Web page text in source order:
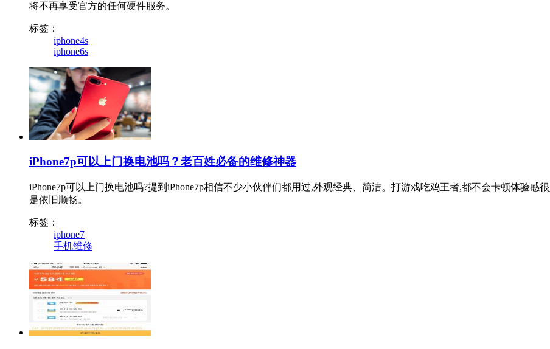
将不再享受官方的任何硬件服务。
标签：
iphone4s
iphone6s
iPhone7p可以上门换电池吗？老百姓必备的维修神器
iPhone7p可以上门换电池吗?提到iPhone7p相信不少小伙伴们都用过,外观经典、简洁。打游戏吃鸡王者,都不会卡顿体验
是依旧顺畅。
标签：
iphone7
手机维修